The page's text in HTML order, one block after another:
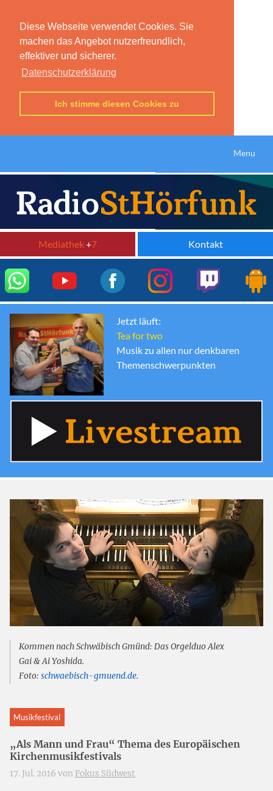
Diese Webseite verwendet Cookies. Sie
machen das Angebot nutzerfreundlich,
effektiver und sicherer.
Datenschutzerklärung
Ich stimme diesen Cookies zu
Menu
Mediathek+7 Kontakt
Jetzt läuft:
Tea for two
Musik zu allen nur denkbaren
Themenschwerpunkten
Kommen nach Schwäbisch Gmünd: Das Orgelduo Alex
Gai & Ai Yoshida.
Foto: schwaebisch-gmuend.de.
Musikfestival
„Als Mann und Frau“ Thema des Europäischen
Kirchenmusikfestivals
17. Jul. 2016 von Fokus Südwest